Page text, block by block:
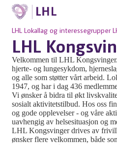
LHL Lokallag og interessegrupper
LHL
Velkommen til LHL
hjerte- og lungesykdom,
og alle som støtter vårt arbeid.
1947, og har i dag 436
Vi ønsker å bidra til økt
sosialt aktivitetstilbud. Hos oss
og gode opplevelser - og våre
uavhengig av helsesituasjon og
LHL Kongsvinger drives av
ønsker flere velkommen, både